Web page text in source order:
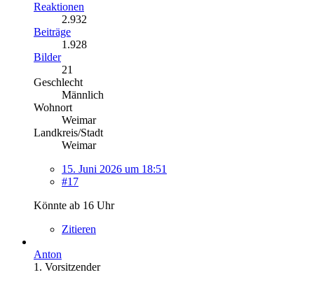
Reaktionen
2.932
Beiträge
1.928
Bilder
21
Geschlecht
Männlich
Wohnort
Weimar
Landkreis/Stadt
Weimar
15. Juni 2026 um 18:51
#17
Könnte ab 16 Uhr
Zitieren
Anton
1. Vorsitzender